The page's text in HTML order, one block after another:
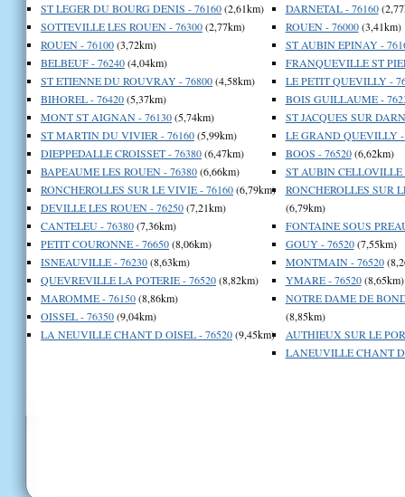
ST LEGER DU BOURG DENIS - 76160(2,61km)
SOTTEVILLE LES ROUEN - 76300(2,77km)
ROUEN - 76100(3,72km)
BELBEUF - 76240(4,04km)
ST ETIENNE DU ROUVRAY - 76800(4,58km)
BIHOREL - 76420(5,37km)
MONT ST AIGNAN - 76130(5,74km)
ST MARTIN DU VIVIER - 76160(5,99km)
DIEPPEDALLE CROISSET - 76380(6,47km)
BAPEAUME LES ROUEN - 76380(6,66km)
RONCHEROLLES SUR LE VIVIE - 76160(6,79km)
DEVILLE LES ROUEN - 76250(7,21km)
CANTELEU - 76380(7,36km)
PETIT COURONNE - 76650(8,06km)
ISNEAUVILLE - 76230(8,63km)
QUEVREVILLE LA POTERIE - 76520(8,82km)
MAROMME - 76150(8,86km)
OISSEL - 76350(9,04km)
LA NEUVILLE CHANT D OISEL - 76520(9,45km)
DARNETAL - 76160
ROUEN - 76000(3,41km)
ST AUBIN EPINAY -
FRANQUEVILLE ST
LE PETIT QUEVILLY -
BOIS GUILLAUME -
ST JACQUES SUR
LE GRAND QUEVILLY -
BOOS - 76520(6,62km)
ST AUBIN CELLOVILLE
RONCHEROLLES SUR
(6,79km)
FONTAINE SOUS
GOUY - 76520(7,55km)
MONTMAIN - 76520
YMARE - 76520(8,65km)
NOTRE DAME DE
(8,85km)
AUTHIEUX SUR LE
LANEUVILLE CHANT D